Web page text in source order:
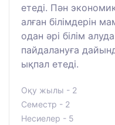
етеді. Пән
алған білімдерін
одан әрі білім
пайдалануға
ықпал етеді.
Оқу жылы - 2
Семестр - 2
Несиелер - 5